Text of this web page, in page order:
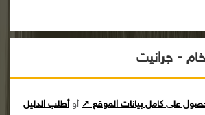
- جرانيت
على كامل بيانات الموقع ↗ أوأطلب الدليل